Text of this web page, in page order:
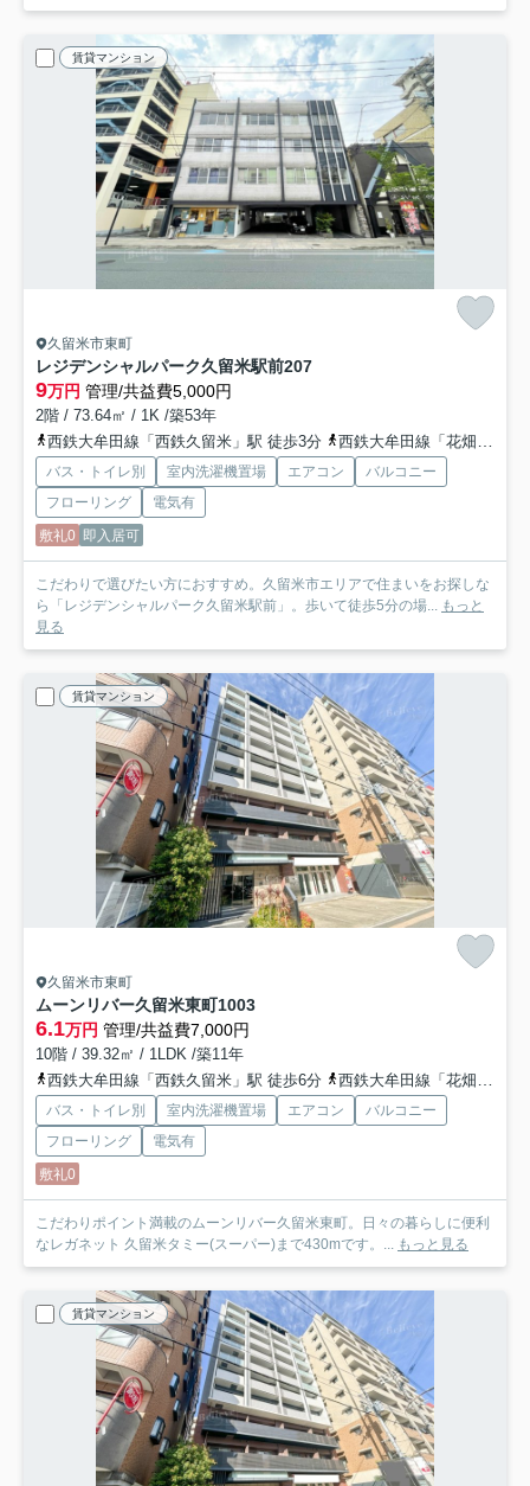
賃貸マンション
久留米市東町
レジデンシャルパーク久留米駅前207
9万円 管理/共益費5,000円
2階 / 73.64㎡ / 1K /築53年
西鉄大牟田線「西鉄久留米」駅 徒歩3分
西鉄大牟田線「花畑」駅 徒歩10分
バス・トイレ別 室内洗濯機置場 エアコン
バルコニー
フローリング
電気有
敷礼0 即入居可
こだわりで選びたい方におすすめ。久留米市エリアで住まいをお探しな
ら「レジデンシャルパーク久留米駅前」。歩いて徒歩5分の場... もっと
見る
賃貸マンション
久留米市東町
ムーンリバー久留米東町1003
6.1万円 管理/共益費7,000円
10階 / 39.32㎡ / 1LDK /築11年
西鉄大牟田線「西鉄久留米」駅 徒歩6分
西鉄大牟田線「花畑」駅 徒歩11分
バス・トイレ別 室内洗濯機置場 エアコン
バルコニー
フローリング
電気有
敷礼0
こだわりポイント満載のムーンリバー久留米東町。日々の暮らしに便利
なレガネット 久留米タミー(スーパー)まで430mです。... もっと見る
賃貸マンション